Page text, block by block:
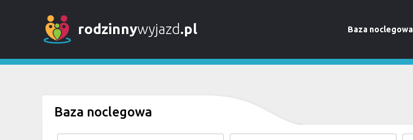
rodzinnywyjazd.pl Baza noclegowa
Baza noclegowa